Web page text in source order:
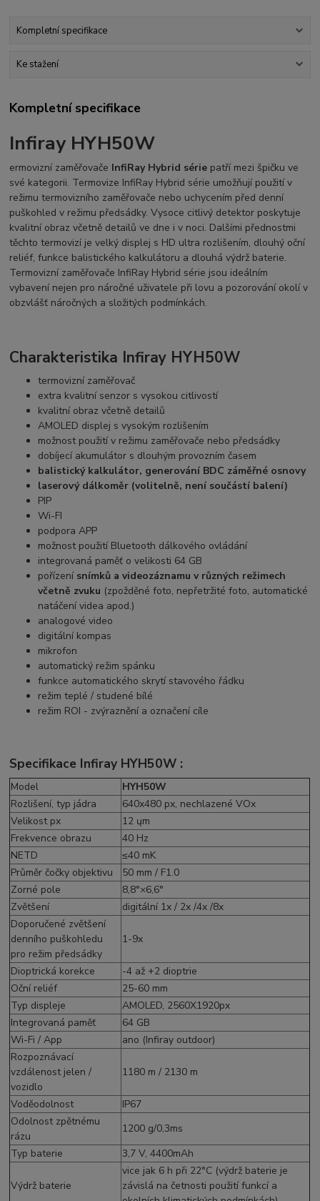
Kompletní specifikace
Ke stažení
Kompletní specifikace
Infiray HYH50W
ermovizní zaměřovače InfiRay Hybrid série patří mezi špičku ve
své kategorii. Termovize InfiRay Hybrid série umožňují použití v
režimu termovizního zaměřovače nebo uchycením před denní
puškohled v režimu předsádky. Vysoce citlivý detektor poskytuje
kvalitní obraz včetně detailů ve dne i v noci. Dalšími přednostmi
těchto termovizí je velký displej s HD ultra rozlišením, dlouhý oční
reliéf, funkce balistického kalkulátoru a dlouhá výdrž baterie.
Termovizní zaměřovače InfiRay Hybrid série jsou ideálním
vybavení nejen pro náročné uživatele při lovu a pozorování okolí v
obzvlášť náročných a složitých podmínkách.
Charakteristika Infiray HYH50W
termovizní zaměřovač
extra kvalitní senzor s vysokou citlivostí
kvalitní obraz včetně detailů
AMOLED displej s vysokým rozlišením
možnost použití v režimu zaměřovače nebo předsádky
dobíjecí akumulátor s dlouhým provozním časem
balistický kalkulátor, generování BDC záměřné osnovy
laserový dálkoměr (volitelně, není součástí balení)
PIP
Wi-FI
podpora APP
možnost použití Bluetooth dálkového ovládání
integrovaná paměť o velikosti 64 GB
pořízení snímků a videozáznamu v různých režimech
včetně zvuku (zpožděné foto, nepřetržité foto, automatické
natáčení videa apod.)
analogové video
digitální kompas
mikrofon
automatický režim spánku
funkce automatického skrytí stavového řádku
režim teplé / studené bílé
režim ROI - zvýraznění a označení cíle
Specifikace Infiray HYH50W :
Model
HYH50W
Rozlišení, typ jádra
640x480 px, nechlazené VOx
Velikost px
12 ųm
Frekvence obrazu
40 Hz
NETD
≤40 mK
Průměr čočky objektivu
50 mm / F1.0
Zorné pole
8,8°×6,6°
Zvětšení
digitální 1x / 2x /4x /8x
Doporučené zvětšení
denního puškohledu
pro režim předsádky
1-9x
Dioptrická korekce
-4 až +2 dioptrie
Oční reliéf
25-60 mm
Typ displeje
AMOLED, 2560X1920px
Integrovaná paměť
64 GB
Wi-Fi / App
ano (Infiray outdoor)
Rozpoznávací
vzdálenost jelen /
vozidlo
1180 m / 2130 m
Voděodolnost
IP67
Odolnost zpětnému
rázu
1200 g/0,3ms
Typ baterie
3,7 V, 4400mAh
Výdrž baterie
vice jak 6 h při 22°C (výdrž baterie je
závislá na četnosti použití funkcí a